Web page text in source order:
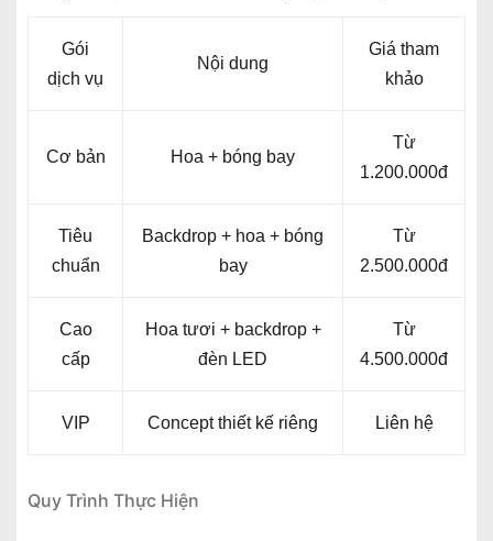
Gói
dịch vụ
Nội dung
Giá tham
khảo
Cơ bản Hoa + bóng bay
Từ
1.200.000đ
Tiêu
chuẩn
Backdrop + hoa + bóng
bay
Từ
2.500.000đ
Cao
cấp
Hoa tươi + backdrop +
đèn LED
Từ
4.500.000đ
VIP Concept thiết kế riêng Liên hệ
Quy Trình Thực Hiện